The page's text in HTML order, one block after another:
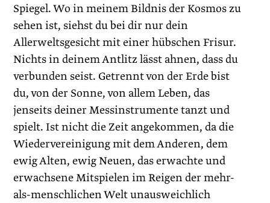
Spiegel. Wo in meinem Bildnis der Kosmos zu
sehen ist, siehst du bei dir nur dein
Allerweltsgesicht mit einer hübschen Frisur.
Nichts in deinem Antlitz lässt ahnen, dass du
verbunden seist. Getrennt von der Erde bist
du, von der Sonne, von allem Leben, das
jenseits deiner Mess­instrumente tanzt und
spielt. Ist nicht die Zeit angekommen, da die
Wiedervereinigung mit dem Anderen, dem
ewig Alten, ewig Neuen, das erwachte und
erwachsene Mitspielen im Reigen der mehr-
als-menschlichen Welt unausweichlich